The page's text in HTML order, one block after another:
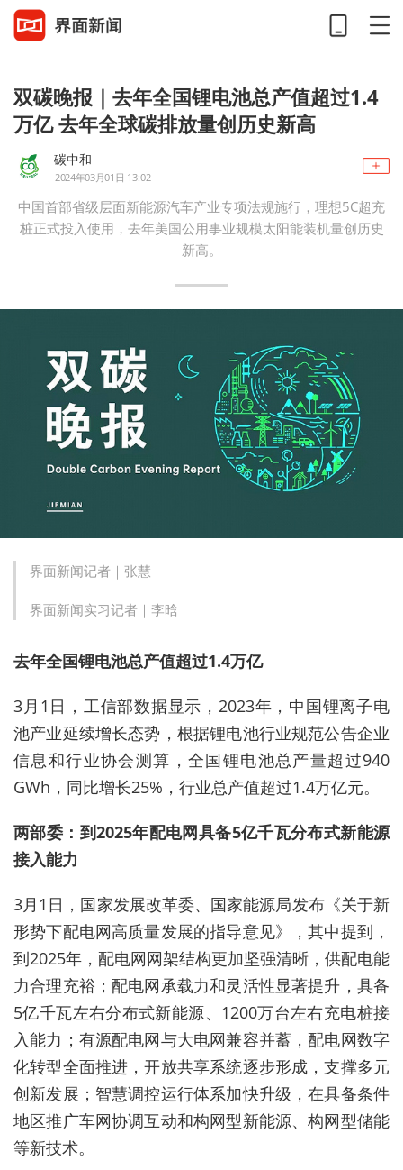
双碳晚报｜去年全国锂电池总产值超过1.4
万亿 去年全球碳排放量创历史新高
碳中和
2024年03月01日 13:02
中国首部省级层面新能源汽车产业专项法规施行，理想5C超充
桩正式投入使用，去年美国公用事业规模太阳能装机量创历史
新高。
界面新闻记者｜张慧
界面新闻实习记者｜李晗
去年全国锂电池总产值超过1.4万亿
3月1日，工信部数据显示，2023年，中国锂离子电
池产业延续增长态势，根据锂电池行业规范公告企业
信息和行业协会测算，全国锂电池总产量超过940
GWh，同比增长25%，行业总产值超过1.4万亿元。
两部委：到2025年配电网具备5亿千瓦分布式新能源
接入能力
3月1日，国家发展改革委、国家能源局发布《关于新
形势下配电网高质量发展的指导意见》，其中提到，
到2025年，配电网网架结构更加坚强清晰，供配电能
力合理充裕；配电网承载力和灵活性显著提升，具备
5亿千瓦左右分布式新能源、1200万台左右充电桩接
入能力；有源配电网与大电网兼容并蓄，配电网数字
化转型全面推进，开放共享系统逐步形成，支撑多元
创新发展；智慧调控运行体系加快升级，在具备条件
地区推广车网协调互动和构网型新能源、构网型储能
等新技术。